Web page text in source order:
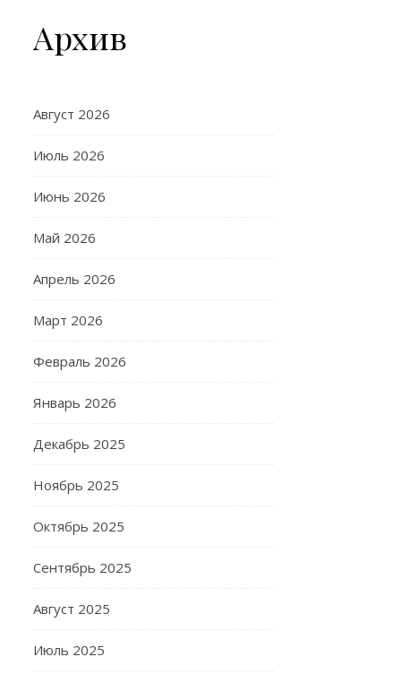
Архив
Август 2026
Июль 2026
Июнь 2026
Май 2026
Апрель 2026
Март 2026
Февраль 2026
Январь 2026
Декабрь 2025
Ноябрь 2025
Октябрь 2025
Сентябрь 2025
Август 2025
Июль 2025